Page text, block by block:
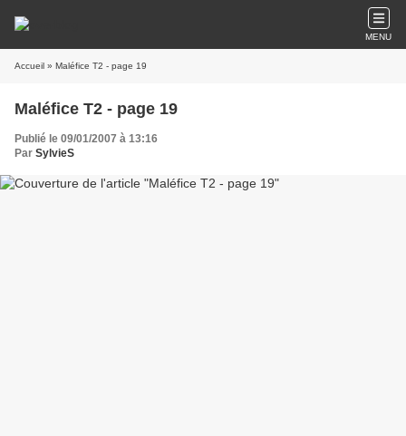
MENU
Accueil » Maléfice T2 - page 19
Maléfice T2 - page 19
Publié le 09/01/2007 à 13:16
Par SylvieS